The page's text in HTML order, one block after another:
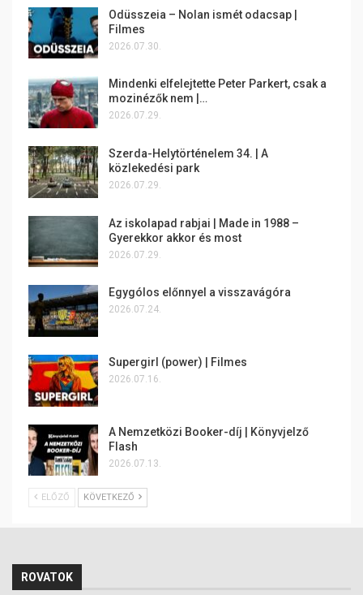
Odüsszeia – Nolan ismét odacsap |
Filmes
2026.07.30.
Mindenki elfelejtette Peter Parkert, csak a
mozinézők nem |…
2026.07.29.
Szerda-Helytörténelem 34. | A
közlekedési park
2026.07.29.
Az iskolapad rabjai | Made in 1988 –
Gyerekkor akkor és most
2026.07.29.
Egygólos előnnyel a visszavágóra
2026.07.24.
Supergirl (power) | Filmes
2026.07.16.
A Nemzetközi Booker-díj | Könyvjelző
Flash
2026.07.13.
ELŐZŐ KÖVETKEZŐ
ROVATOK